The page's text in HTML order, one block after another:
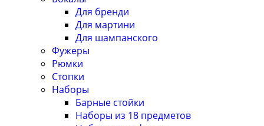
Для бренди
Для мартини
Для шампанского
Фужеры
Рюмки
Стопки
Наборы
Барные стойки
Наборы из 18 предметов